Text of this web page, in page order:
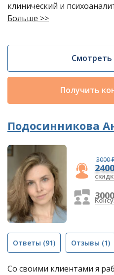
клинический и
Больше >>
Получить
Подосинникова
3000
Ответы (91) Отзывы (1)
Со своими клиентами я